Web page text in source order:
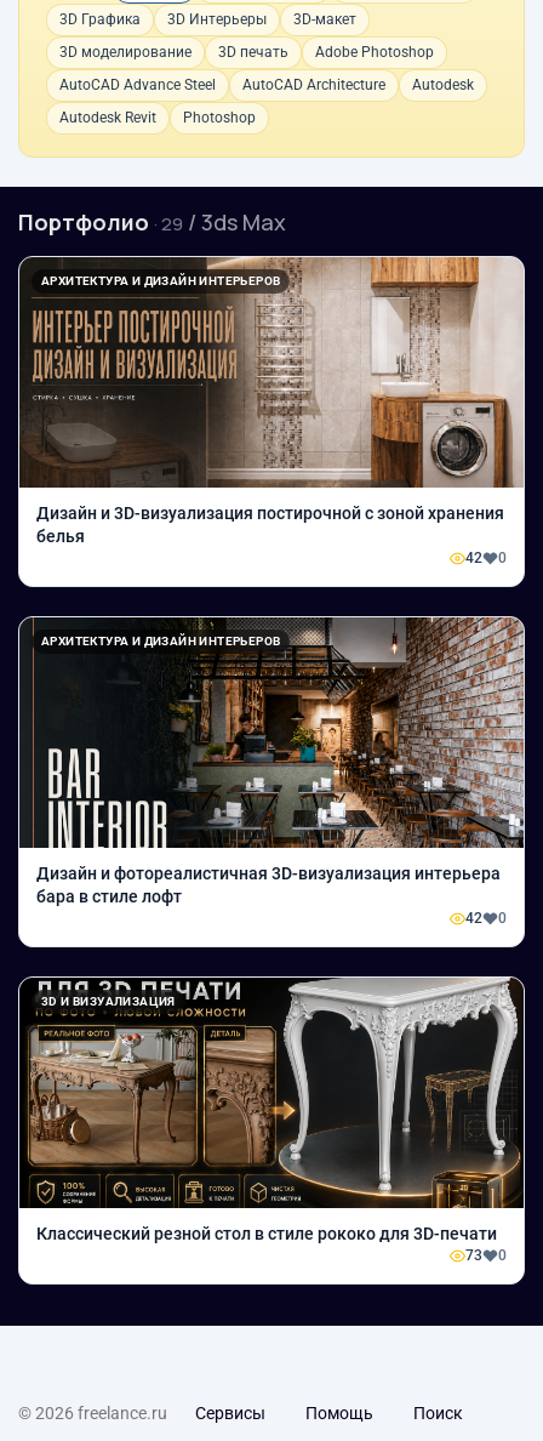
3D Графика
3D Интерьеры
3D-макет
3D моделирование
3D печать
Adobe Photoshop
AutoCAD Advance Steel
AutoCAD Architecture
Autodesk
Autodesk Revit
Photoshop
Портфолио · 29 / 3ds Max
АРХИТЕКТУРА И ДИЗАЙН ИНТЕРЬЕРОВ
Дизайн и 3D-визуализация постирочной с зоной хранения
белья
42 0
АРХИТЕКТУРА И ДИЗАЙН ИНТЕРЬЕРОВ
Дизайн и фотореалистичная 3D-визуализация интерьера
бара в стиле лофт
42 0
3D И ВИЗУАЛИЗАЦИЯ
Классический резной стол в стиле рококо для 3D-печати
73 0
© 2026 freelance.ru Сервисы Помощь Поиск